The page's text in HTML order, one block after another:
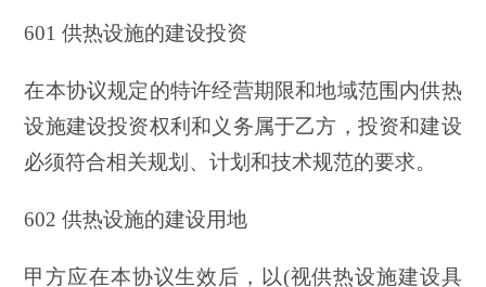
601 供热设施的建设投资
在本协议规定的特许经营期限和地域范围内供热
设施建设投资权利和义务属于乙方，投资和建设
必须符合相关规划、计划和技术规范的要求。
602 供热设施的建设用地
甲方应在本协议生效后，以(视供热设施建设具